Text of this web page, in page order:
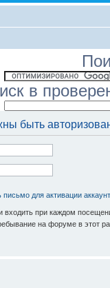
в
быть
для активации
входить при каждом
на форуме в этот